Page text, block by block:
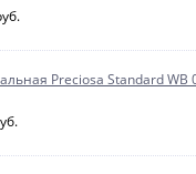
Preciosa Standard WB